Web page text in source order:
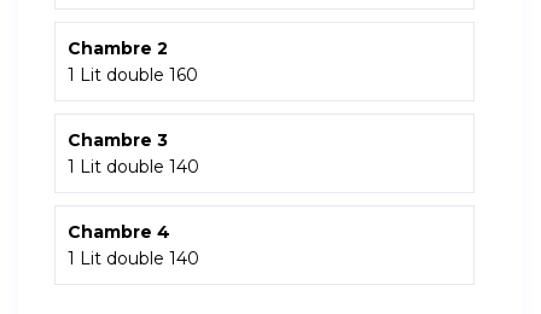
Chambre 2
1 Lit double 160
Chambre 3
1 Lit double 140
Chambre 4
1 Lit double 140